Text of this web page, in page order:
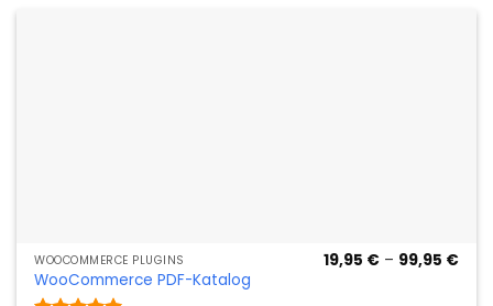
WOOCOMMERCE PLUGINS
WooCommerce PDF-Katalog
19,95 € – 99,95 €